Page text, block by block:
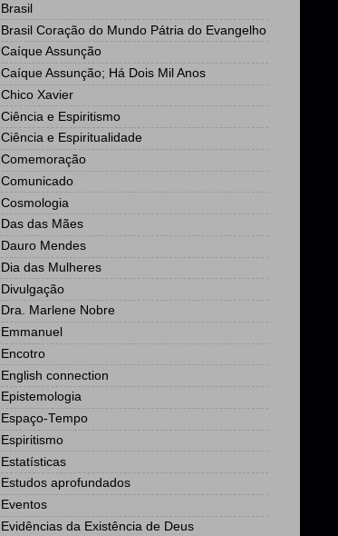
Brasil
Brasil Coração do Mundo Pátria do Evangelho
Caíque Assunção
Caíque Assunção; Há Dois Mil Anos
Chico Xavier
Ciência e Espiritismo
Ciência e Espiritualidade
Comemoração
Comunicado
Cosmologia
Das das Mães
Dauro Mendes
Dia das Mulheres
Divulgação
Dra. Marlene Nobre
Emmanuel
Encotro
English connection
Epistemologia
Espaço-Tempo
Espiritismo
Estatísticas
Estudos aprofundados
Eventos
Evidências da Existência de Deus